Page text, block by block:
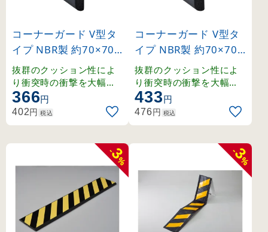
コーナーガード V型タ
イプ NBR製 約70×70×
34mm ブラック (2463
63)
抜群のクッション性によ
り衝突時の衝撃を大幅に
緩和. 工場内設備や机の角
に。
366円
402円 税込
コーナーガード V型タ
イプ NBR製 約70×70×
44mm ブラック (2463
64)
抜群のクッション性によ
り衝突時の衝撃を大幅に
緩和. 工場内設備や机の角
に。
433円
476円 税込
-
3
%
-
3
%